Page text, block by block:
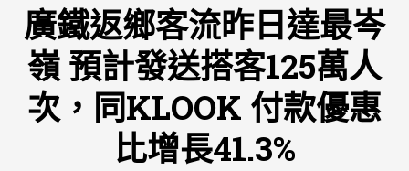
廣鐵返鄉客流昨日達最岑
嶺 預計發送搭客125萬人
次，同KLOOK 付款優惠
比增長41.3%